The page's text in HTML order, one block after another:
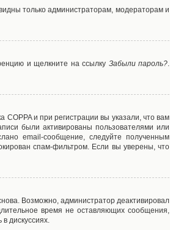
только администраторам, модераторам и
и щелкните на ссылку Забыли пароль?.
и при регистрации вы указали, что вам
были активированы пользователями или
email-сообщение, следуйте полученным
спам-фильтром. Если вы уверены, что
Возможно, администратор деактивировал
время не оставляющих сообщения,
дискуссиях.